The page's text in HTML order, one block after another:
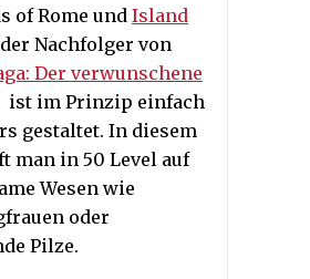
of Rome und Island
Nachfolger von
Der verwunschene
ist im Prinzip einfach
gestaltet. In diesem
man in 50 Level auf
Wesen wie
oder
Pilze.